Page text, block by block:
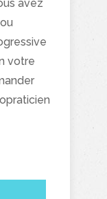
avez
votre